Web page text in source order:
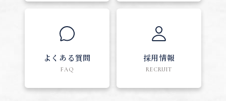
よくある質問
FAQ
採用情報
RECRUIT